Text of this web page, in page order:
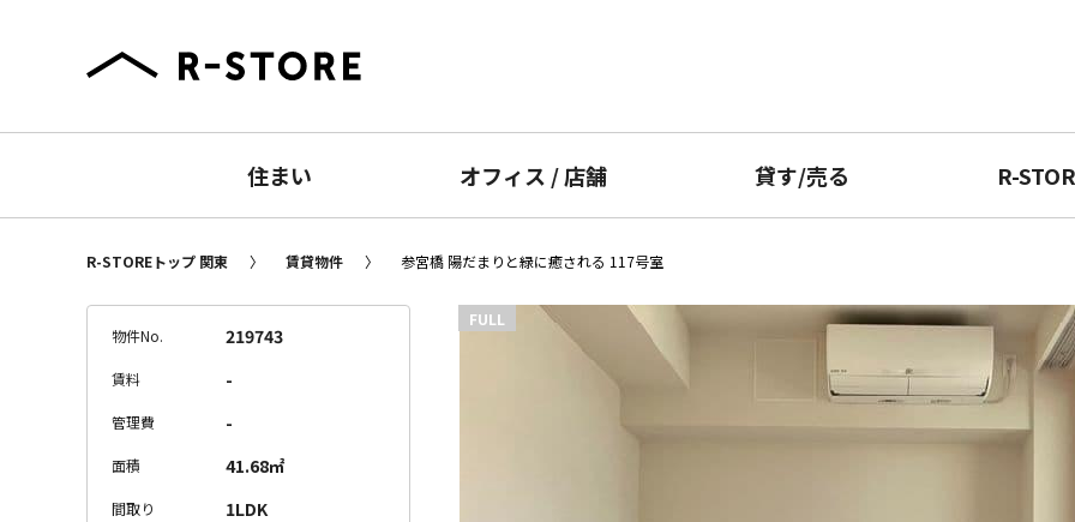
住まい オフィス /店舗 貸す/売る R-
R-STOREトップ 関東 賃貸物件 参宮橋 陽だまりと緑に癒される 117号室
FULL
物件No. 219743
賃料 -
管理費 -
面積 41.68㎡
間取り 1LDK